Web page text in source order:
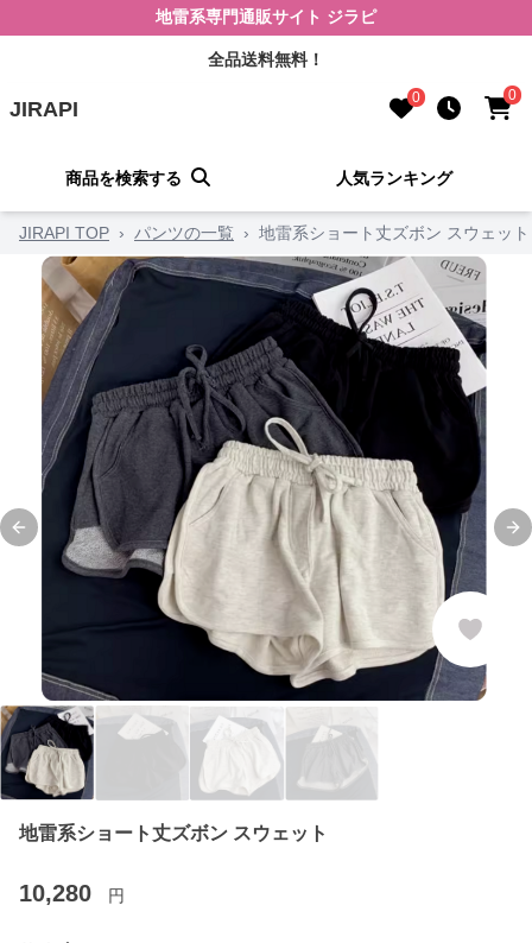
地雷系専門通販サイト ジラピ
全品送料無料！
JIRAPI 0 0
商品を検索する 人気ランキング
JIRAPI TOP › パンツの一覧 › 地雷系ショート丈ズボン スウェット
Previous slide
地雷系ショート丈ズボン スウェット
10,280 円